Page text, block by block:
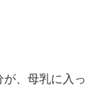
、母乳に入っ